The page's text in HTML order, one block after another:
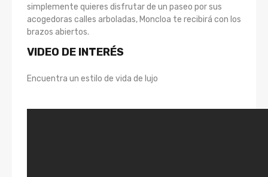
simplemente quieres disfrutar de un paseo por sus
acogedoras calles arboladas, Moncloa te recibirá con los
brazos abiertos.
VIDEO DE INTERÉS
Encuentra un estilo de vida de lujo